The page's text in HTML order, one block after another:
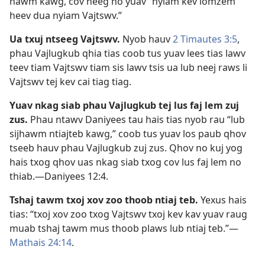
heev dua nyiam Vajtswv.”
Ua txuj ntseeg Vajtswv. Nyob hauv2 Timautes 3:5,
phau Vajlugkub qhia tias coob tus yuav lees tias lawv
teev tiam Vajtswv tiam sis lawv tsis ua lub neej raws li
Vajtswv tej kev cai tiag tiag.
Yuav nkag siab phau Vajlugkub tej lus faj lem zuj
zus. Phau ntawv Daniyees tau hais tias nyob rau “lub
sijhawm ntiajteb kawg,” coob tus yuav los paub qhov
tseeb hauv phau Vajlugkub zuj zus. Qhov no kuj yog
hais txog qhov uas nkag siab txog cov lus faj lem no
thiab.​—Daniyees 12:4.
Tshaj tawm txoj xov zoo thoob ntiaj teb. Yexus hais
tias: “txoj xov zoo txog Vajtswv txoj kev kav yuav raug
muab tshaj tawm mus thoob plaws lub ntiaj teb.”​—
Mathais 24:14.